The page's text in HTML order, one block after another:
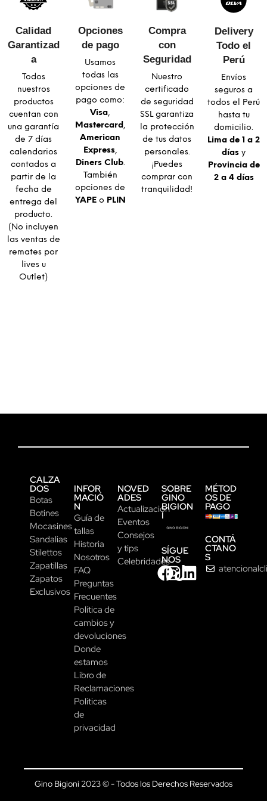
Calidad
Garantizad
a​
Todos
nuestros
productos
cuentan con
una garantía
de 7 días
calendarios
contados a
partir de la
fecha de
entrega del
producto.
(No incluyen
las ventas de
remates por
lives u
Outlet)
Opciones
de pago
Usamos
todas las
opciones de
pago como:
Visa,
Mastercard ,
American
Express,
Diners Club.
También
opciones de
YAPEo PLIN
Compra
con
Seguridad​
Nuestro
certificado
de seguridad
SSL garantiza
la protección
de tus datos
personales.
¡Puedes
comprar con
tranquilidad!
Delivery
Todo el
Perú
Envíos
seguros a
todos el Perú
hasta tu
domicilio.
Lima de 1 a 2
días y
Provincia de
2 a 4 días
CALZA
DOS
Botas
Botines
Mocasines
Sandalias
Stilettos
Zapatillas
Zapatos
Exclusivos
INFOR
MACIÓ
N
Guía de
tallas
Historia
Nosotros
FAQ
Preguntas
Frecuentes
Política de
cambios y
devoluciones
Donde
estamos
Libro de
Reclamaciones
Políticas
de
privacidad
NOVED
ADES
Actualización
Eventos
Consejos
y tips
Celebridades
SOBRE
GINO
BIGION
I
SÍGUE
NOS
MÉTOD
OS DE
PAGO
CONTÁ
CTANO
S
Gino Bigioni 2023 © - Todos los Derechos Reservados